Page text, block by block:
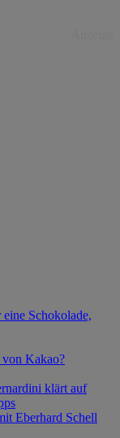
eine Schokolade,
von Kakao?
klärt auf
Eberhard Schell